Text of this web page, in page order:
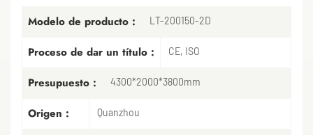
Modelo de producto : LT-200150-2D
Proceso de dar un título : CE, ISO
Presupuesto : 4300*2000*3800mm
Origen : Quanzhou